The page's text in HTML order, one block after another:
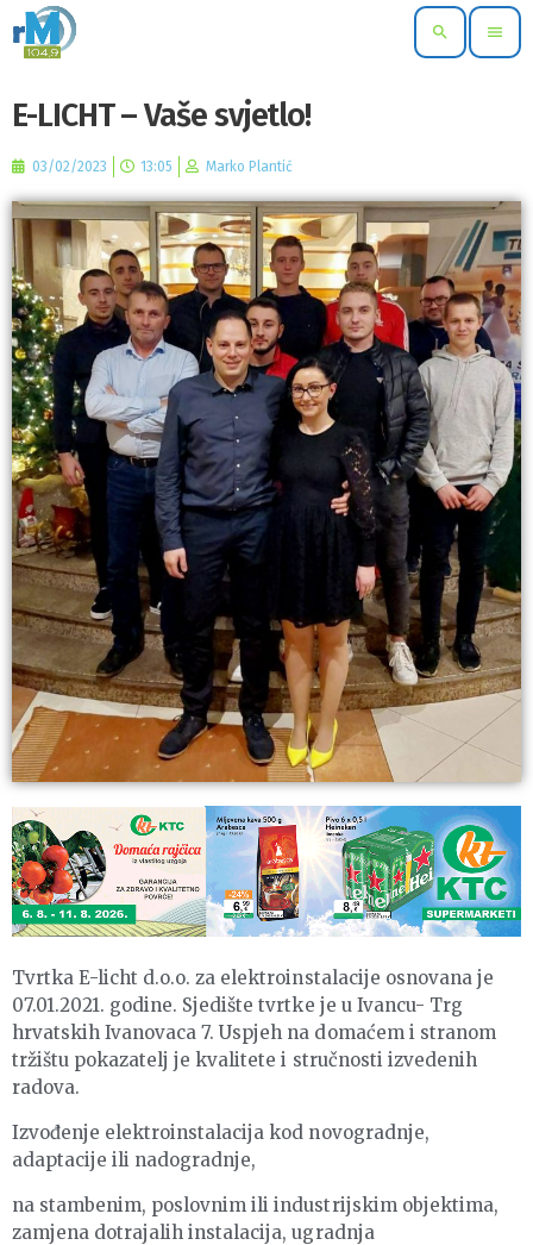
search menu
E-LICHT – Vaše svjetlo!
03/02/2023 13:05 Marko Plantić
Tvrtka E-licht d.o.o. za elektroinstalacije osnovana je
07.01.2021. godine. Sjedište tvrtke je u Ivancu- Trg
hrvatskih Ivanovaca 7. Uspjeh na domaćem i stranom
tržištu pokazatelj je kvalitete i stručnosti izvedenih
radova.
Izvođenje elektroinstalacija kod novogradnje,
adaptacije ili nadogradnje,
na stambenim, poslovnim ili industrijskim objektima,
zamjena dotrajalih instalacija, ugradnja